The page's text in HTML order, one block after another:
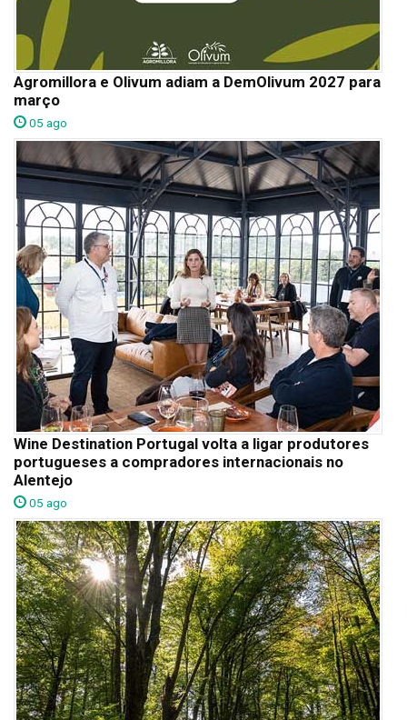
Agromillora e Olivum adiam a DemOlivum 2027 para
março
05 ago
Wine Destination Portugal volta a ligar produtores
portugueses a compradores internacionais no
Alentejo
05 ago